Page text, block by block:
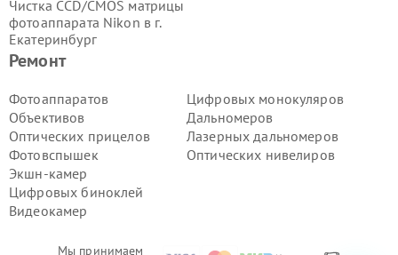
Мы принимаем
Ремонт
Фотоаппаратов
Объективов
Оптических прицелов
Фотовспышек
Экшн-камер
Цифровых биноклей
Видеокамер
Цифровых монокуляров
Дальномеров
Лазерных дальномеров
Оптических нивелиров
Чистка CCD/CMOS матрицы
фотоаппарата Nikon в г.
Екатеринбург
Чистка CCD/CMOS матрицы
Чистка CCD/CMOS матрицы
фотоаппарата Nikon в г.
Воронеж
Чистка CCD/CMOS матрицы
фотоаппарата Nikon в г.
Волгоград
Чистка CCD/CMOS матрицы
фотоаппарата Nikon в г.
Чистка CCD/CMOS матрицы
фотоаппарата Nikon в г.
фотоаппарата Nikon в г.